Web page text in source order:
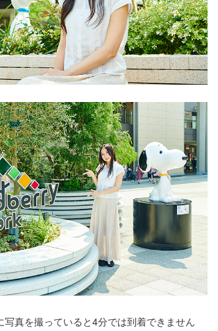
写真を撮っていると4分では到着できません